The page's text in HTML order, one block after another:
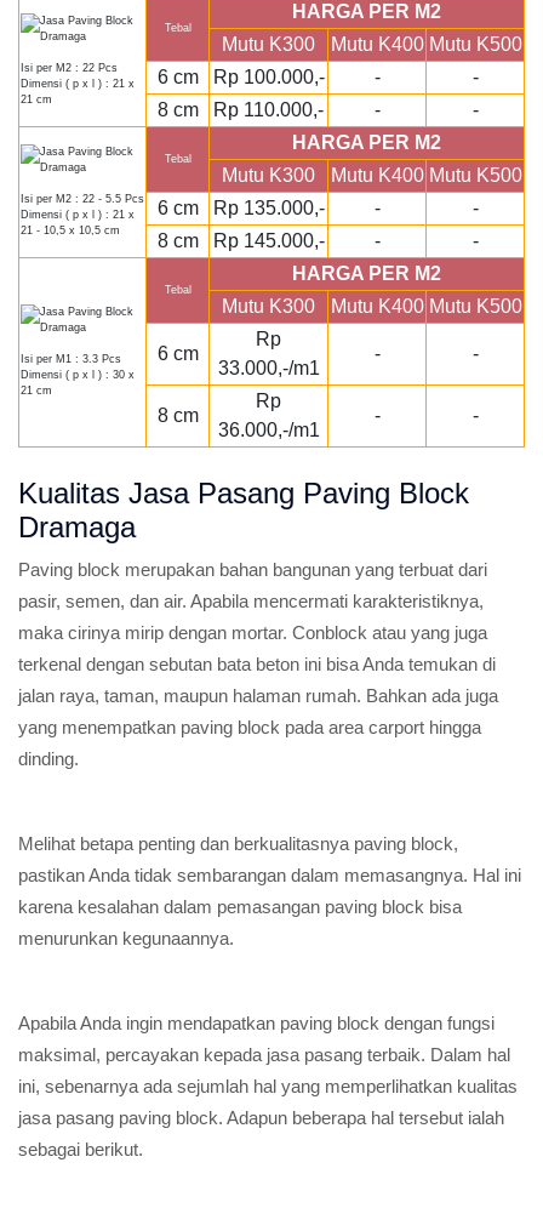
Isi per M2 : 22 Pcs
Dimensi ( p x l ) : 21 x
21 cm
Tebal
HARGA PER M2
Mutu K300
Mutu K400 Mutu K500
6 cm
Rp 100.000,- -
-
8 cm
Rp 110.000,- - -
Isi per M2 : 22 - 5.5 Pcs
Dimensi ( p x l ) : 21 x
21 - 10,5 x 10,5 cm
Tebal
HARGA PER M2
Mutu K300
Mutu K400 Mutu K500
6 cm
Rp 135.000,- -
-
8 cm
Rp 145.000,- - -
Isi per M1 : 3.3 Pcs
Dimensi ( p x l ) : 30 x
21 cm
Tebal
HARGA PER M2
Mutu K300
Mutu K400 Mutu K500
6 cm
Rp
33.000,-/m1
- -
8 cm
Rp
36.000,-/m1
- -
Kualitas Jasa Pasang Paving Block
Dramaga
Paving block merupakan bahan bangunan yang terbuat dari
pasir, semen, dan air. Apabila mencermati karakteristiknya,
maka cirinya mirip dengan mortar. Conblock atau yang juga
terkenal dengan sebutan bata beton ini bisa Anda temukan di
jalan raya, taman, maupun halaman rumah. Bahkan ada juga
yang menempatkan paving block pada area carport hingga
dinding.
Melihat betapa penting dan berkualitasnya paving block,
pastikan Anda tidak sembarangan dalam memasangnya. Hal ini
karena kesalahan dalam pemasangan paving block bisa
menurunkan kegunaannya.
Apabila Anda ingin mendapatkan paving block dengan fungsi
maksimal, percayakan kepada jasa pasang terbaik. Dalam hal
ini, sebenarnya ada sejumlah hal yang memperlihatkan kualitas
jasa pasang paving block. Adapun beberapa hal tersebut ialah
sebagai berikut.